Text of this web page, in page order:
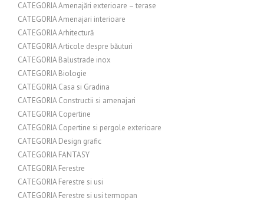
CATEGORIA Amenajări exterioare – terase
CATEGORIA Amenajari interioare
CATEGORIA Arhitectură
CATEGORIA Articole despre băuturi
CATEGORIA Balustrade inox
CATEGORIA Biologie
CATEGORIA Casa si Gradina
CATEGORIA Constructii si amenajari
CATEGORIA Copertine
CATEGORIA Copertine si pergole exterioare
CATEGORIA Design grafic
CATEGORIA FANTASY
CATEGORIA Ferestre
CATEGORIA Ferestre si usi
CATEGORIA Ferestre si usi termopan